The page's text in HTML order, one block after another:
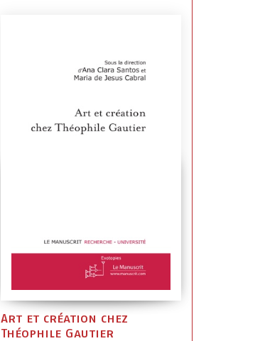
Art et création chez
Théophile Gautier